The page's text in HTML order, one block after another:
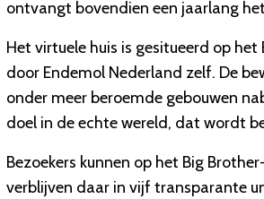
ontvangt bovendien een jaarlang
Het virtuele huis is gesitueerd op
door Endemol Nederland zelf. De
onder meer beroemde gebouwen
doel in de echte wereld, dat wordt
Bezoekers kunnen op het Big
verblijven daar in vijf transparante